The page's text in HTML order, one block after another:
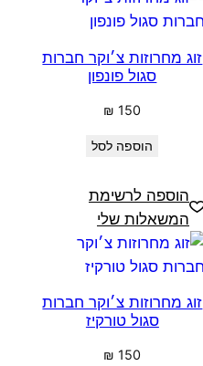
זוג מחרוזות צ׳וקר חברות
סגול פונפון
₪ 150
הוספה לסל
הוספה לרשימת
המשאלות שלי
זוג מחרוזות צ׳וקר חברות
סגול טורקיז
₪ 150